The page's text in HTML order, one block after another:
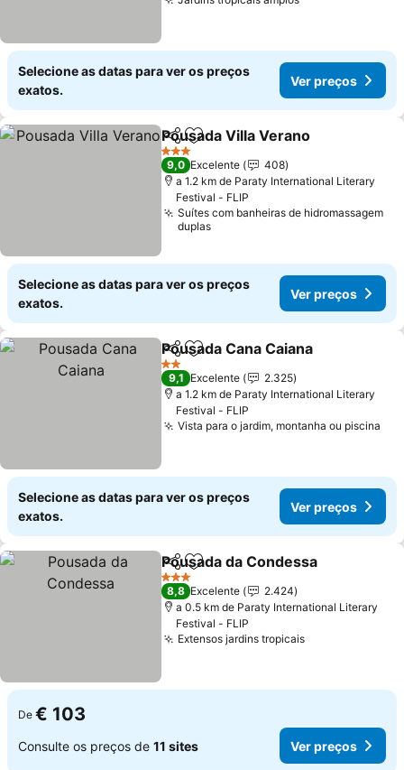
Selecione as datas para ver os preços
exatos.
Ver preços
PartilharAdicionar aos favoritos
Pousada Villa Verano
3 Estrelas
9,0 Excelente
408
a 1.2 km de Paraty International Literary
Festival - FLIP
Suítes com banheiras de hidromassagem
duplas
Selecione as datas para ver os preços
exatos.
Ver preços
PartilharAdicionar aos favoritos
Pousada Cana Caiana
2 Estrelas
9,1 Excelente
2.325
a 1.2 km de Paraty International Literary
Festival - FLIP
Vista para o jardim, montanha ou piscina
Selecione as datas para ver os preços
exatos.
Ver preços
PartilharAdicionar aos favoritos
Pousada da Condessa
3 Estrelas
8,8 Excelente
2.424
a 0.5 km de Paraty International Literary
Festival - FLIP
Extensos jardins tropicais
De € 103
Consulte os preços de 11 sites Ver preços